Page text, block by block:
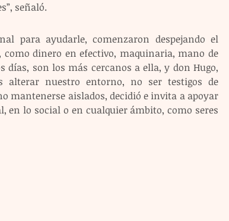
señaló.
para ayudarle, comenzaron despejando el
dinero en efectivo, maquinaria, mano de
días, son los más cercanos a ella, y don Hugo,
alterar nuestro entorno, no ser testigos de
mantenerse aislados, decidió e invita a apoyar
en lo social o en cualquier ámbito, como seres